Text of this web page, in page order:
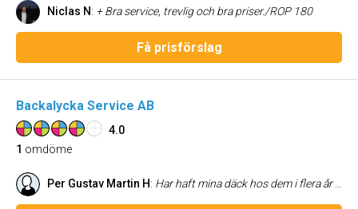
Niclas N: + Bra service, trevlig och bra priser./ROP 180
Få prisförslag
Backalycka Service AB
4.0
1 omdöme
Per Gustav Martin H: Har haft mina däck hos dem i flera år och alltid bra service.